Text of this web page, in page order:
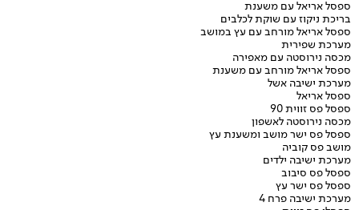
ספסל אריאל עם משענת
בריכת ניקוז עם שוקת לכלבים
ספסל אריאל מורחב עם עץ במושב
מערכת שפירית
מכסה נירוסטה עם מאפירה
ספסל אריאל מורחב עם משענת
מערכת ישיבה אשל
ספסל אריאל
ספסל פס זווית 90
מכסה נירוסטה לאשפון
ספסל פס ישר מושב ומשענת עץ
מושב פס קוביה
מערכת ישיבה ילדים
ספסל פס סיבוב
ספסל פס ישר עץ
מערכת ישיבה פרח 4